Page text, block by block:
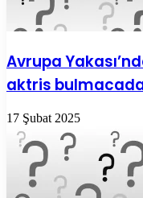
Avrupa
aktris
17 Şubat 2025